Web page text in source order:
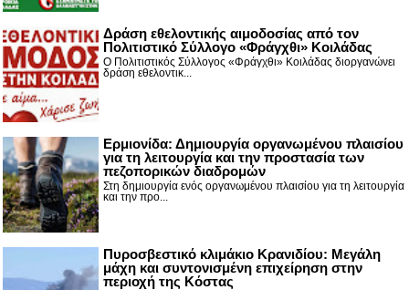
Δράση εθελοντικής αιμοδοσίας από τον
Πολιτιστικό Σύλλογο «Φράγχθι» Κοιλάδας
Ο Πολιτιστικός Σύλλογος «Φράγχθι» Κοιλάδας διοργανώνει
δράση εθελοντικ...
Ερμιονίδα: Δημιουργία οργανωμένου πλαισίου
για τη λειτουργία και την προστασία των
πεζοπορικών διαδρομών
Στη δημιουργία ενός οργανωμένου πλαισίου για τη λειτουργία
και την προ...
Πυροσβεστικό κλιμάκιο Κρανιδίου: Μεγάλη
μάχη και συντονισμένη επιχείρηση στην
περιοχή της Κόστας